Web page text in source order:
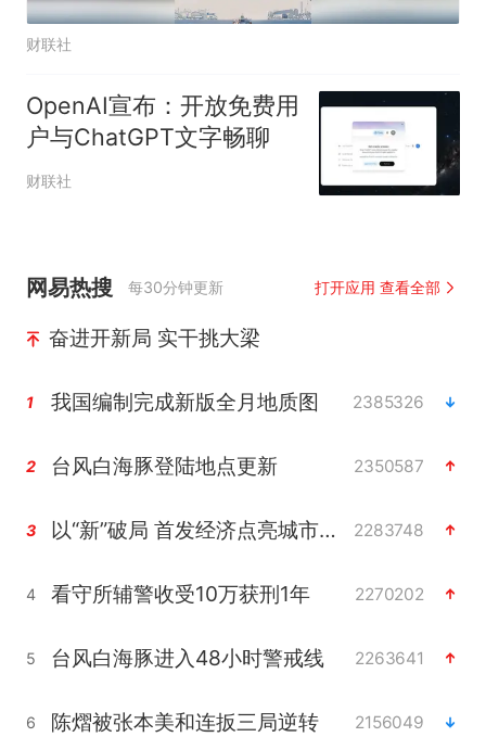
财联社
OpenAI宣布：开放免费用
户与ChatGPT文字畅聊
财联社
网易热搜 每30分钟更新 打开应用 查看全部
奋进开新局 实干挑大梁
1 我国编制完成新版全月地质图 2385326
2 台风白海豚登陆地点更新 2350587
3 以“新”破局 首发经济点亮城市消费活力 2283748
4 看守所辅警收受10万获刑1年 2270202
5 台风白海豚进入48小时警戒线 2263641
6 陈熠被张本美和连扳三局逆转 2156049